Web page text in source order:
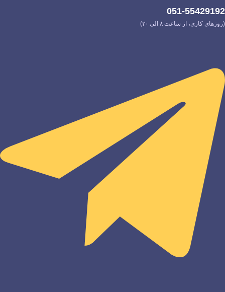
051-55429192
(روزهای کاری، از ساعت ۸ الی ۲۰)